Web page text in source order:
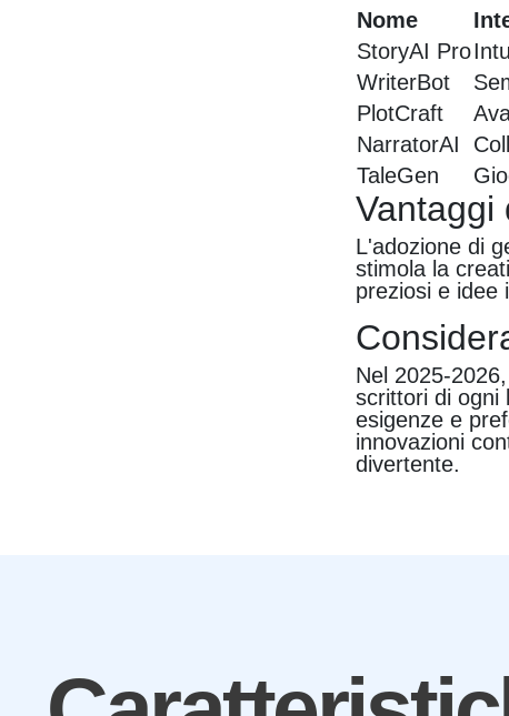
Nome
StoryAI Pro
WriterBot
PlotCraft
NarratorAI
TaleGen
Vantaggi
L'adozione di
stimola la
preziosi e idee
Nel 2025-
scrittori di ogni
esigenze e
innovazioni
divertente.